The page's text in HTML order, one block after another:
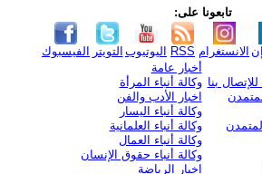
تابعونا على:
الفيسبوك التويتر اليوتيوب RSS الانستغرام
بنا
أخبار عامة
وكالة أنباء المرأة
اخبار الأدب والفن
وكالة أنباء اليسار
وكالة أنباء العلمانية
وكالة أنباء العمال
وكالة أنباء حقوق الإنسان
اخبار الرياضة